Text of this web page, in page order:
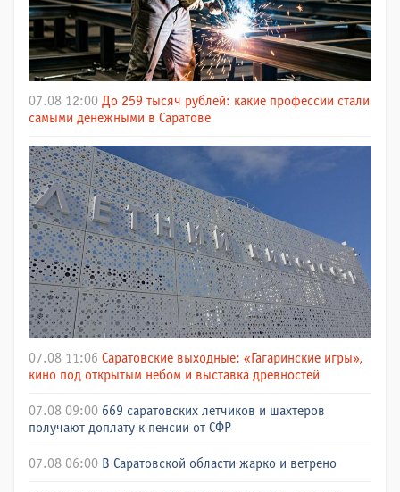
07.08 12:00 До 259 тысяч рублей: какие профессии стали
самыми денежными в Саратове
07.08 11:06 Саратовские выходные: «Гагаринские игры»,
кино под открытым небом и выставка древностей
07.08 09:00 669 саратовских летчиков и шахтеров
получают доплату к пенсии от СФР
07.08 06:00 В Саратовской области жарко и ветрено